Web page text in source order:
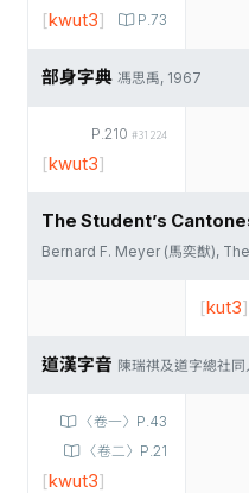
P.73
[kwut3]
部身字典 馮思禹, 1967
P.210 #31224
[kwut3]
The Student’s
Bernard F. Meyer (馬奕猷),
[kut3]
道漢字音 陳瑞祺及道字總社
〈卷一〉P.43
〈卷二〉P.21
[kwut3]